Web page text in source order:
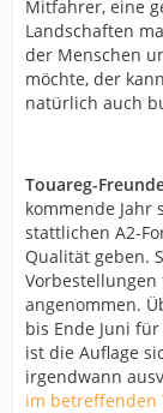
Mitfahrer, eine
Landschaften
der Menschen
möchte, der
natürlich auch
Touareg-
kommende Jahr
stattlichen A2-
Qualität geben.
angenommen.
bis Ende Juni
ist die Auflage
irgendwann
im betreffenden